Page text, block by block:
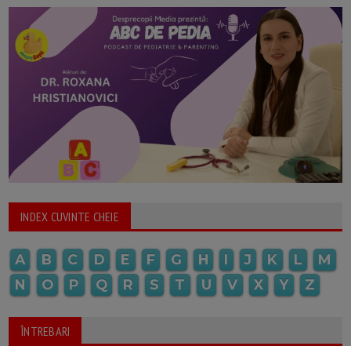
INDEX CUVINTE CHEIE
A B C D E F G H I J K L
M
N
O P Q R S T U V X Y Z
ÎNTREBARI